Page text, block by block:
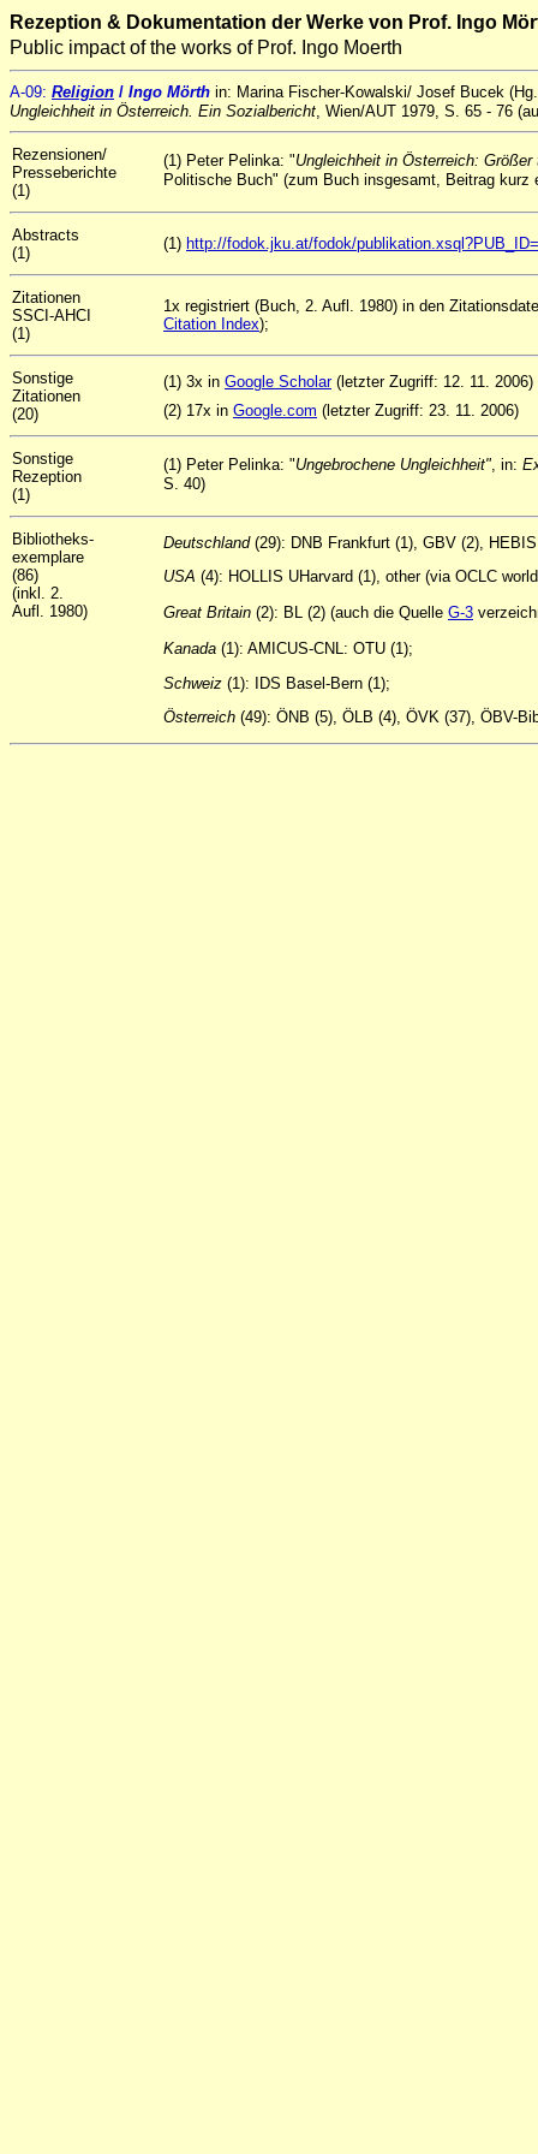
Rezeption & Dokumentation der Werke von Prof. Ingo
Public impact of the works of Prof. Ingo Moerth
A-09: Religion / Ingo Mörth in: Marina Fischer-Kowalski/ Josef Bucek
Ungleichheit in Österreich. Ein Sozialbericht, Wien/AUT 1979, S. 65 - 76
Rezensionen/
Presseberichte
(1)
(1) Peter Pelinka: "Ungleichheit in Österreich:
Politische Buch" (zum Buch insgesamt, Beitrag kurz
Abstracts
(1)
(1) http://fodok.jku.at/fodok/
Zitationen
SSCI-AHCI
(1)
1x registriert (Buch, 2. Aufl. 1980) in den
Citation Index);
Sonstige
Zitationen
(20)
(1) 3x in Google Scholar(letzter Zugriff: 12. 11. 2006)
(2) 17x in Google.com (letzter Zugriff: 23. 11. 2006)
Sonstige
Rezeption
(1)
(1) Peter Pelinka: "Ungebrochene Ungleichheit", in:
S. 40)
Bibliotheks-
exemplare
(86)
(inkl. 2.
Aufl. 1980)
Deutschland(29): DNB Frankfurt (1), GBV (2),
USA (4): HOLLIS UHarvard (1), other (via OCLC
Great Britain (2): BL (2) (auch die Quelle G-3
Kanada (1): AMICUS-CNL: OTU (1);
Schweiz (1): IDS Basel-Bern (1);
Österreich (49): ÖNB (5), ÖLB (4), ÖVK (37), ÖBV-